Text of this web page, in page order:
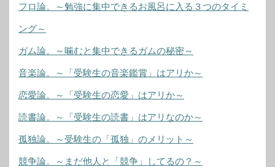
フロ論。～勉強に集中できるお風呂に入る３つのタイミ
ング～
ガム論。～噛むと集中できるガムの秘密～
音楽論。～「受験生の音楽鑑賞」はアリか～
恋愛論。～「受験生の恋愛」はアリか～
読書論。～「受験生の読書」はアリなのか～
孤独論。～受験生の「孤独」のメリット～
競争論。～まだ他人と「競争」してるの？～